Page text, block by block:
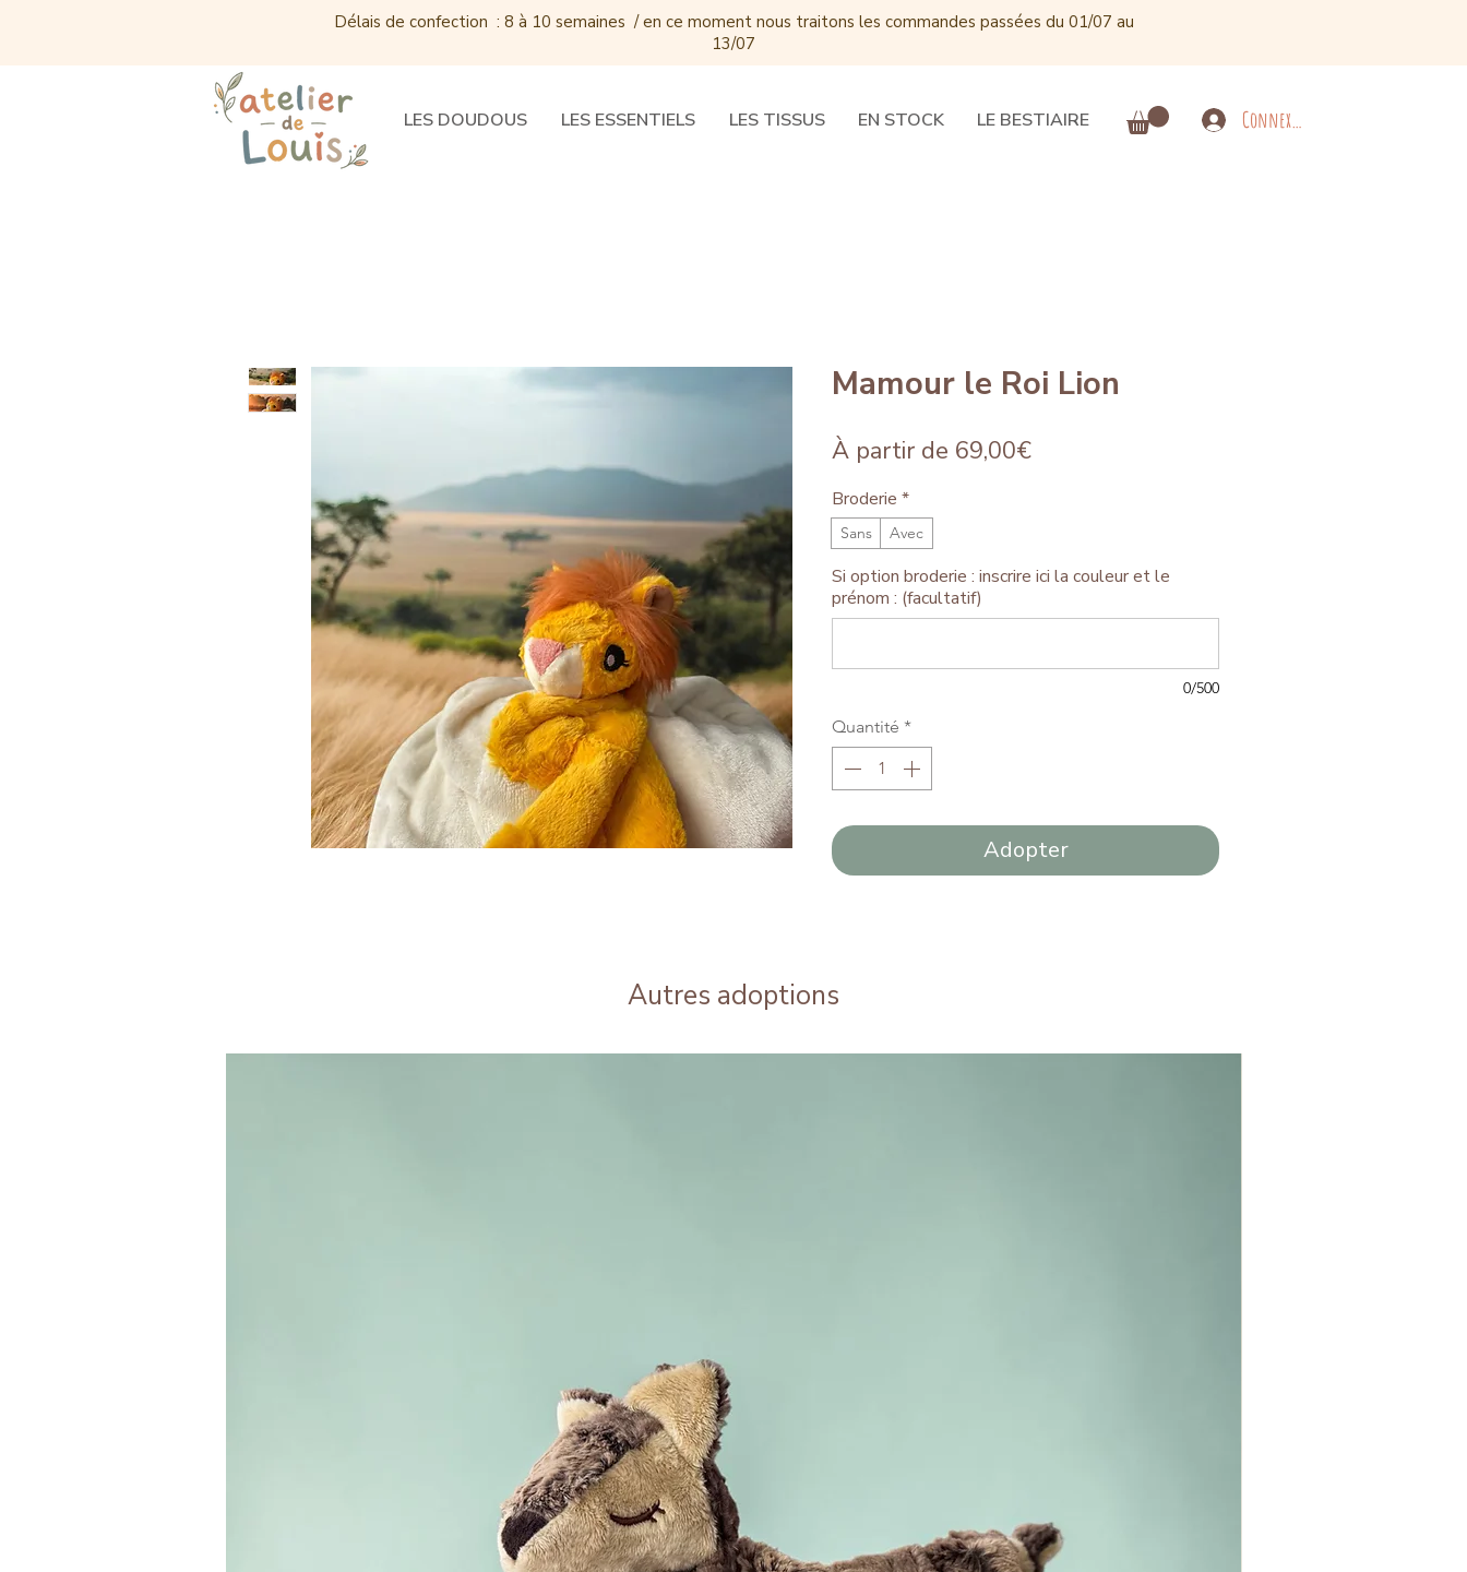
Délais de confection : 8 à 10 semaines / en ce moment nous traitons les commandes passées du 01/07 au
13/07
LES DOUDOUS LES ESSENTIELS LES TISSUS EN STOCK LE BESTIAIRE Connexion
Mamour le Roi Lion
À partir de 69,00€Prix
Broderie *
Sans Avec
Si option broderie : inscrire ici la couleur et le
prénom : (facultatif)
0/500
Quantité *
Adopter
Autres adoptions